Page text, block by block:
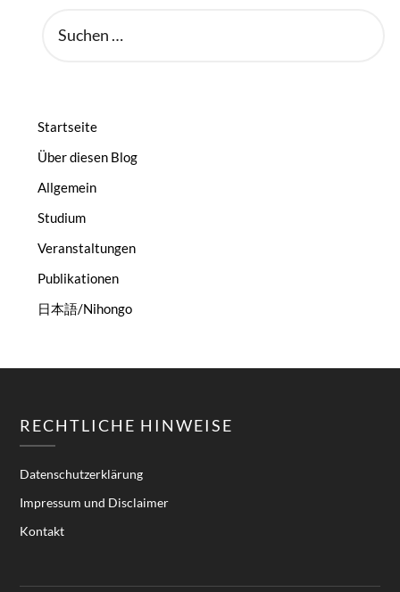
NACH:
Startseite
Über diesen Blog
Allgemein
Studium
Veranstaltungen
Publikationen
日本語/Nihongo
RECHTLICHE HINWEISE
Datenschutzerklärung
Impressum und Disclaimer
Kontakt